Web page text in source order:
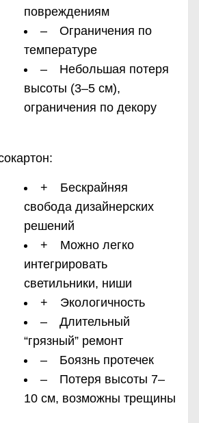
повреждениям
– Ограничения по
температуре
– Небольшая потеря
высоты (3–5 см),
ограничения по декору
+ Бескрайняя
свобода дизайнерских
решений
+ Можно легко
интегрировать
светильники, ниши
+ Экологичность
– Длительный
“грязный” ремонт
– Боязнь протечек
– Потеря высоты 7–
10 см, возможны трещины